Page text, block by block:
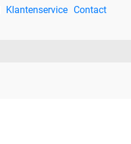
Klantenservice Contact